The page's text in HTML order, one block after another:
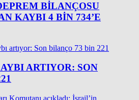
BILANÇOSU
KAYBI 4 BIN 734’E
ARTIYOR: SON